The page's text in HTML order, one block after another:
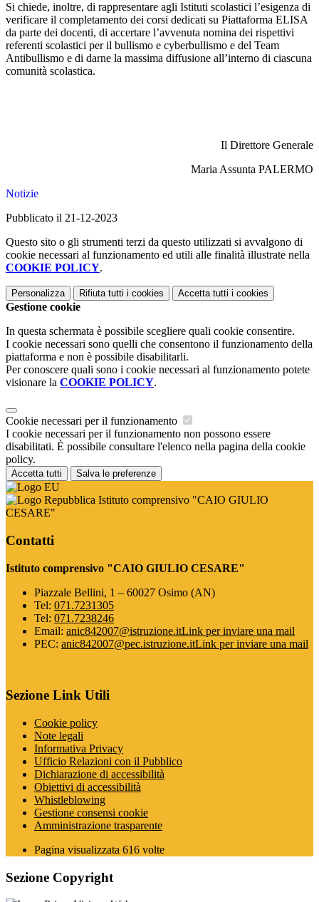
Si chiede, inoltre, di rappresentare agli Istituti scolastici l’esigenza di
verificare il completamento dei corsi dedicati su Piattaforma ELISA
da parte dei docenti, di accertare l’avvenuta nomina dei rispettivi
referenti scolastici per il bullismo e cyberbullismo e del Team
Antibullismo e di darne la massima diffusione all’interno di ciascuna
comunità scolastica.
Il Direttore Generale
Maria Assunta PALERMO
Notizie
Pubblicato il 21-12-2023
Questo sito o gli strumenti terzi da questo utilizzati si avvalgono di
cookie necessari al funzionamento ed utili alle finalità illustrate nella
COOKIE POLICY.
Personalizza Rifiuta tutti i cookies Accetta tutti i cookies
Gestione cookie
In questa schermata è possibile scegliere quali cookie consentire.
I cookie necessari sono quelli che consentono il funzionamento della
piattaforma e non è possibile disabilitarli.
Per conoscere quali sono i cookie necessari al funzionamento potete
visionare la COOKIE POLICY.
Cookie necessari per il funzionamento
I cookie necessari per il funzionamento non possono essere
disabilitati. È possibile consultare l'elenco nella pagina della cookie
policy.
Accetta tutti Salva le preferenze
Istituto comprensivo "CAIO GIULIO
CESARE"
Contatti
Istituto comprensivo "CAIO GIULIO CESARE"
Piazzale Bellini, 1 – 60027 Osimo (AN)
Tel: 071.7231305
Tel: 071.7238246
Email: anic842007@istruzione.itLink per inviare una mail
PEC: anic842007@pec.istruzione.itLink per inviare una mail
Sezione Link Utili
Cookie policy
Note legali
Informativa Privacy
Ufficio Relazioni con il Pubblico
Dichiarazione di accessibilità
Obiettivi di accessibilità
Whistleblowing
Gestione consensi cookie
Amministrazione trasparente
Pagina visualizzata 616 volte
Sezione Copyright